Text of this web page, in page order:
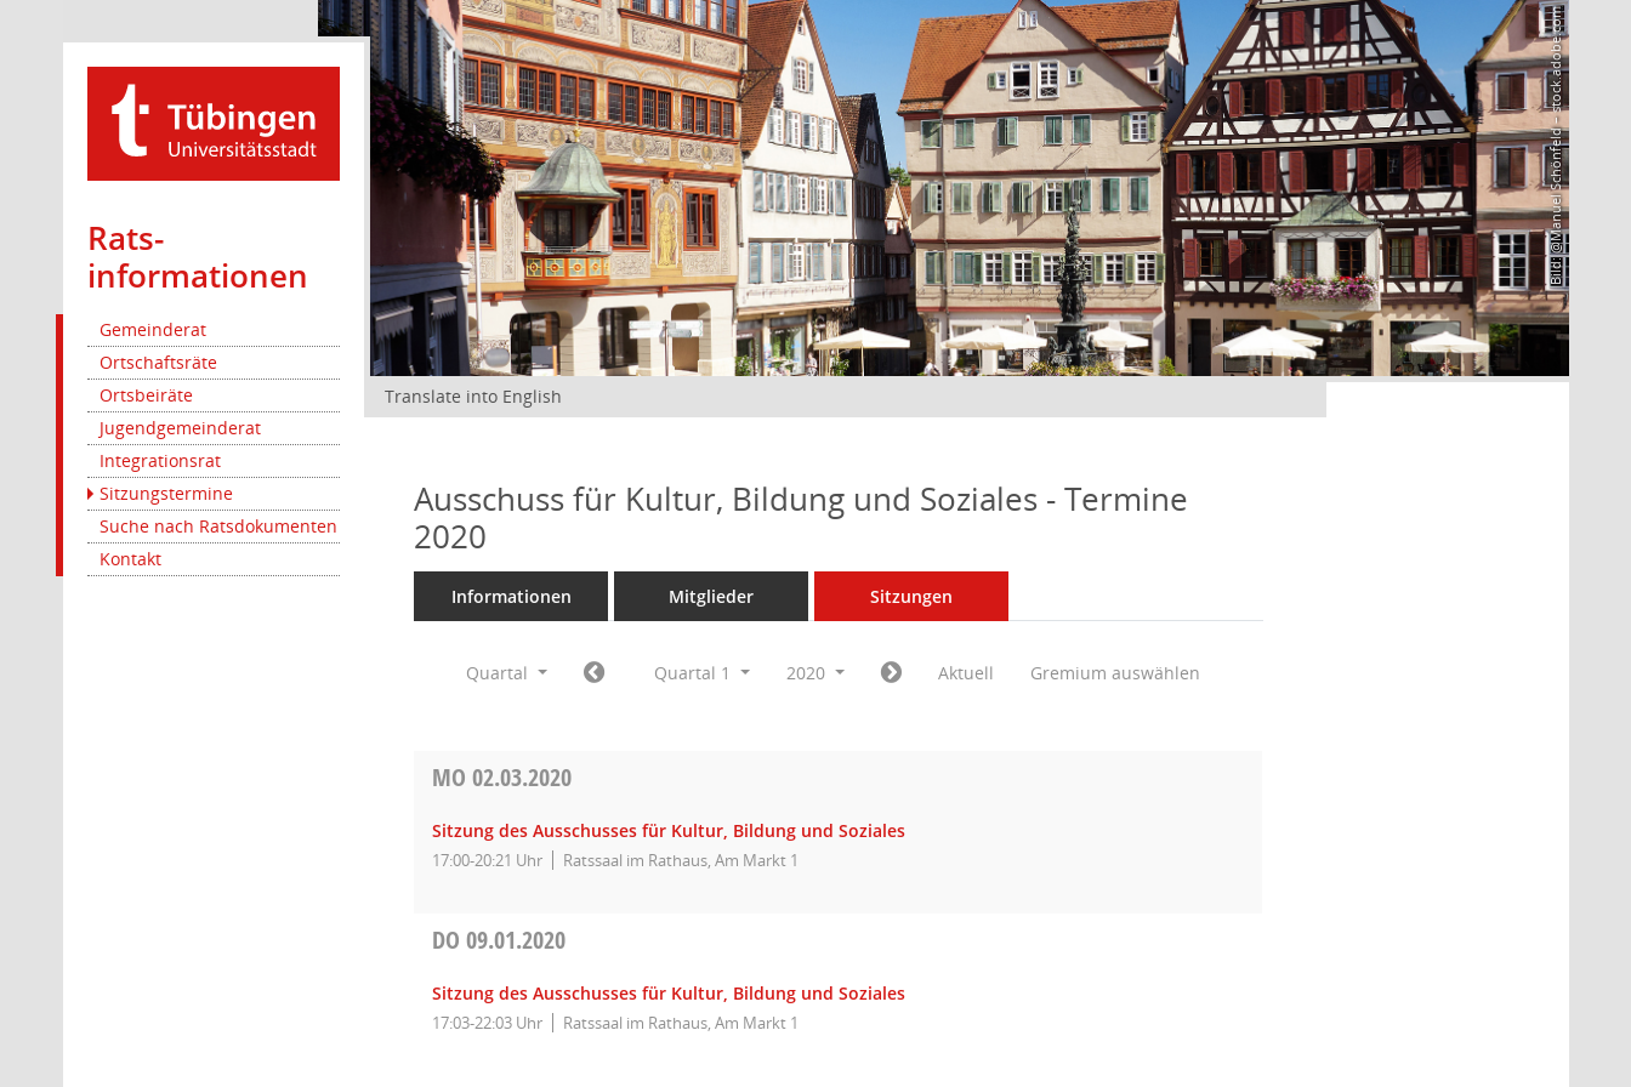
Rats­
informationen
Gemeinderat
Ortschaftsräte
Ortsbeiräte
Jugendgemeinderat
Integrationsrat
Sitzungstermine
Suche nach Ratsdokumenten
Kontakt
Bild: @Manuel Schönfeld – stock.adobe.com
Translate into English
Ausschuss für Kultur, Bildung und Soziales - Termine
2020
Informationen Mitglieder Sitzungen
Quartal Quartal 1 2020 Aktuell Gremium auswählen
MO02.03.2020
Sitzung des Ausschusses für Kultur, Bildung und Soziales
17:00-20:21 Uhr Ratssaal im Rathaus, Am Markt 1
DO09.01.2020
Sitzung des Ausschusses für Kultur, Bildung und Soziales
17:03-22:03 Uhr Ratssaal im Rathaus, Am Markt 1